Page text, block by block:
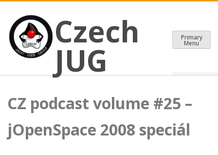
content
Czech JUG
CZECH JAVA USER GROUP
Czech
JUG
Primary
Menu
CZ podcast volume #25 –
jOpenSpace 2008 speciál